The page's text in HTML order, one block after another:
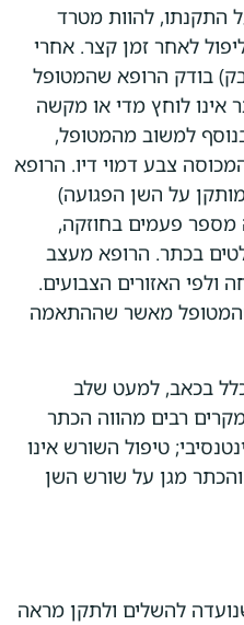
התקנתו, להוות מטרד
לאחר זמן קצר. אחרי
בודק הרופא שהמטופל
אינו לוחץ מדי או מקשה
למשוב מהמטופל,
צבע דמוי דיו. הרופא
על השן הפגועה)
מספר פעמים בחוזקה,
בכתר. הרופא מעצב
האזורים הצבועים.
מאשר שההתאמה
כלל בכאב, למעט שלב
רבים מהווה הכתר
טיפול השורש אינו
מגן על שורש השן
להשלים ולתקן מראה